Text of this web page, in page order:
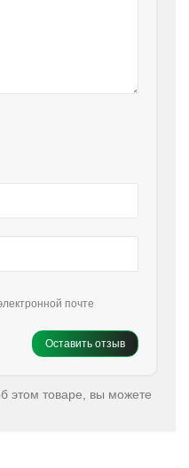
почте
Оставить отзыв
этом товаре, вы можете